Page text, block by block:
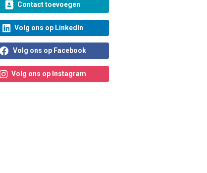
Contact toevoegen
Volg ons op LinkedIn
Volg ons op Facebook
Volg ons op Instagram